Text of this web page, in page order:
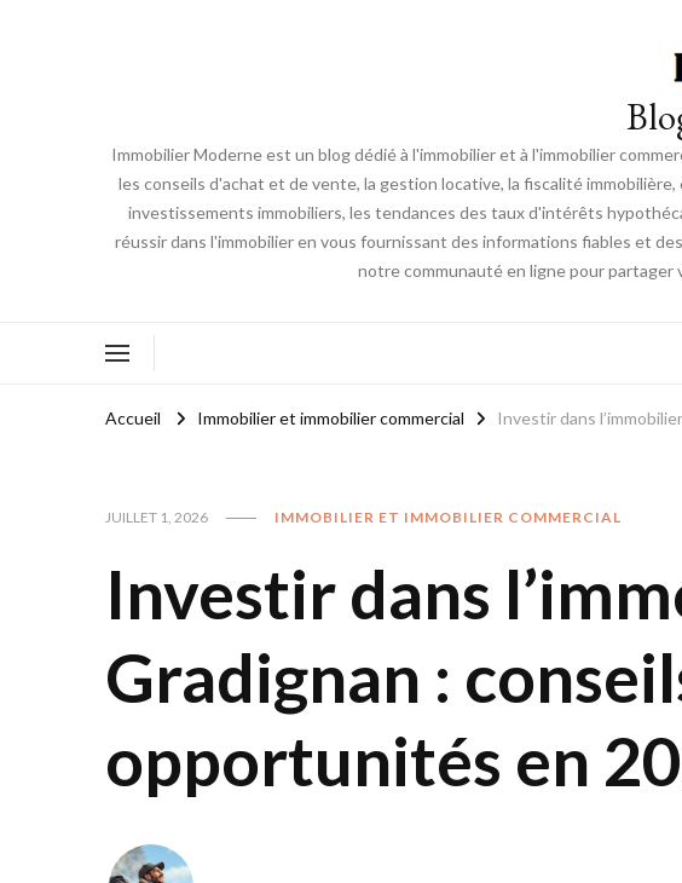
Immobilier Moderne est un blog dédié à l'immobilier et à l'immobilier
les conseils d'achat et de vente, la gestion locative, la fiscalité
investissements immobiliers, les tendances des taux d'intérêts
réussir dans l'immobilier en vous fournissant des informations fiables et
notre communauté en ligne pour partager
Accueil Immobilier et immobilier commercial Investir dans
JUILLET 1, 2026 IMMOBILIER ET IMMOBILIER COMMERCIAL
Investir dans
Gradignan :
opportunités en